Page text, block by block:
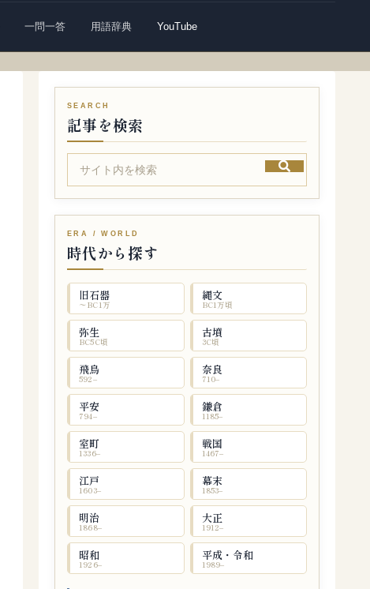
一問一答 用語辞典 YouTube
記事を検索
時代から探す
旧石器
〜BC1万
縄文
BC1万頃
弥生
BC5C頃
古墳
3C頃
飛鳥
592–
奈良
710–
平安
794–
鎌倉
1185–
室町
1336–
戦国
1467–
江戸
1603–
幕末
1853–
明治
1868–
大正
1912–
昭和
1926–
平成・令和
1989–